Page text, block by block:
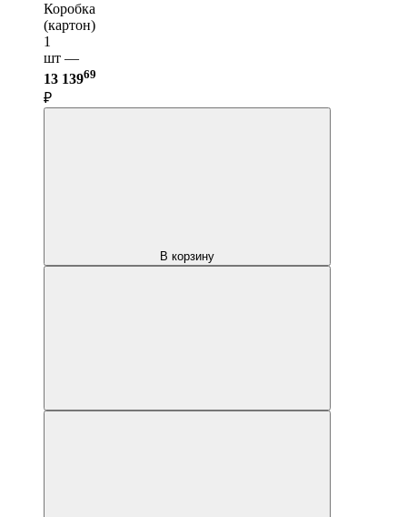
Коробка
(картон)
1
шт —
13 13969
₽
В корзину